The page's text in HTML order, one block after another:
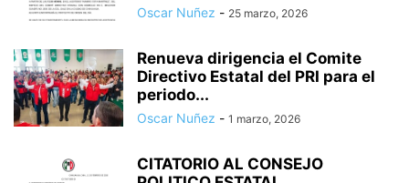
Oscar Nuñez - 25 marzo, 2026
Renueva dirigencia el Comite
Directivo Estatal del PRI para el
periodo...
Oscar Nuñez - 1 marzo, 2026
CITATORIO AL CONSEJO